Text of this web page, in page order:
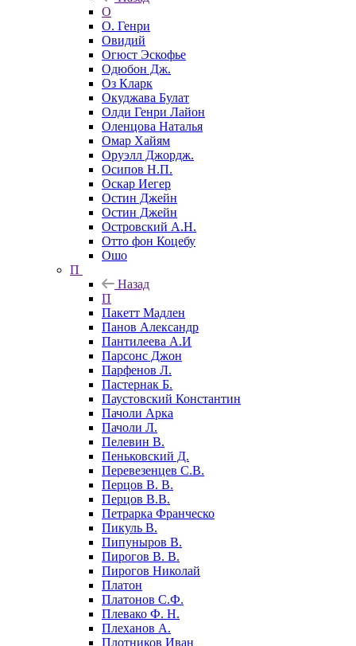
О
О. Генри
Овидий
Огюст Эскофье
Одюбон Дж.
Оз Кларк
Окуджава Булат
Олди Генри Лайон
Оленцова Наталья
Омар Хайям
Оруэлл Джордж.
Осипов Н.П.
Оскар Иегер
Остин Джейн
Остин Джейн
Островский А.Н.
Отто фон Коцебу
Ошо
П
Назад
П
Пакетт Мадлен
Панов Александр
Пантилеева А.И
Парсонс Джон
Парфенов Л.
Пастернак Б.
Паустовский Константин
Пачоли Арка
Пачоли Л.
Пелевин В.
Пеньковский Д.
Перевезенцев С.В.
Перцов В. В.
Перцов В.В.
Петрарка Франческо
Пикуль В.
Пипуныров В.
Пирогов В. В.
Пирогов Николай
Платон
Платонов С.Ф.
Плевако Ф. Н.
Плеханов А.
Плотников Иван